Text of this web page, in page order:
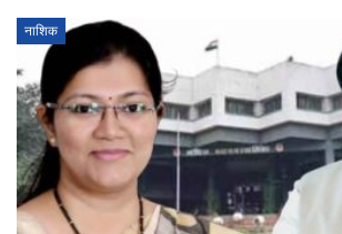
नाशिक